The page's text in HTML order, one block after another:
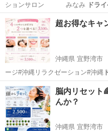
ションサロン みなみ ドラ
ので ご案…
愛媛 今治市 伊予富田駅
超お得なキャ
沖縄県 宜野湾市
ージ#沖縄リラクゼーション#沖縄
サロンキング…
沖縄 宜野湾市 エステ
脳内リセット
んか？
沖縄県 宜野湾市